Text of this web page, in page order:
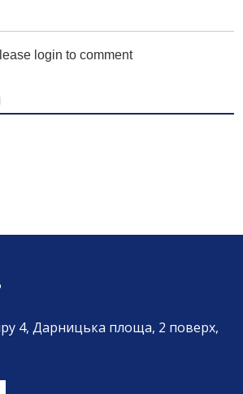
login to comment
4, Дарницька площа, 2 поверх,